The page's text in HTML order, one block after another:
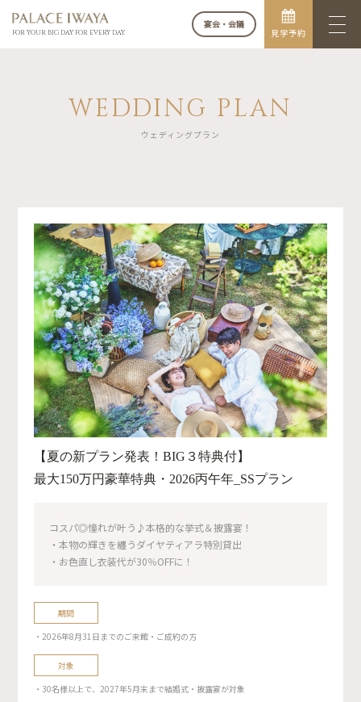
FOR YOUR BIG DAY. FOR EVERY DAY.
宴会・会議
見学予約
WEDDING PLAN
ウェディングプラン
【夏の新プラン発表！BIG３特典付】
最大150万円豪華特典・2026丙午年_SSプラン
コスパ◎憧れが叶う♪本格的な挙式＆披露宴！
・本物の輝きを纏うダイヤティアラ特別貸出
・お色直し衣装代が30％OFFに！
期間
・2026年8月31日までのご来館・ご成約の方
対象
・30名様以上で、2027年5月末まで結婚式・披露宴が対象